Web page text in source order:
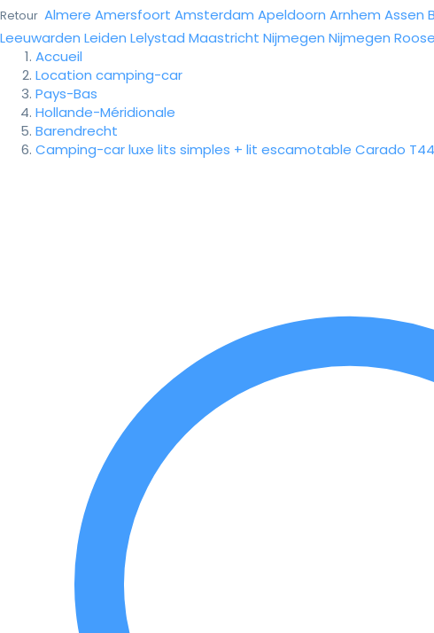
Retour Almere Amersfoort Amsterdam Apeldoorn Arnhem Assen
Leeuwarden Leiden Lelystad Maastricht Nijmegen Nijmegen
Accueil
Location camping-car
Pays-Bas
Hollande-Méridionale
Barendrecht
Camping-car luxe lits simples + lit escamotable Carado